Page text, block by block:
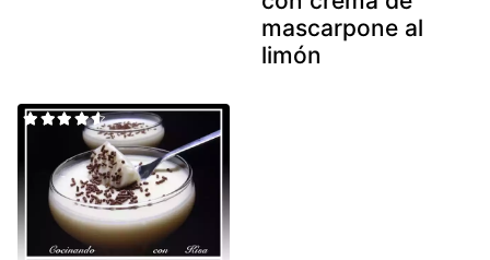
mascarpone al
limón